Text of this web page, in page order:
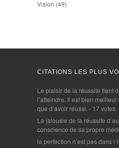
Vision (49)
CITATIONS LES PLUS
Le plaisir de la réussite tient
l’atteindre. Il est bien
que d’avoir réussi. - 17 votes
La jalousie de la réussite
conscience de sa propre
la perfection n’est pas dans